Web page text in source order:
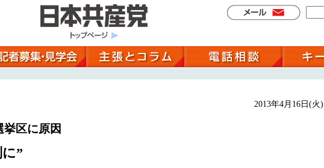
2013年4月16日(火)
区に原因
”